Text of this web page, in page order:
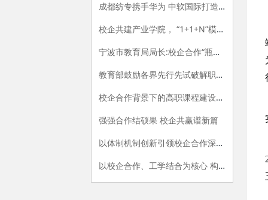
成都纺专携手华为 中软国际打造信创产业学院“标杆”
校企共建产业学院， “1+1+N”模式协同育人
宁波市教育局局长:校企合作“瓶颈”这样来突破
教育部鼓励各界先行先试破解职教难题
校企合作背景下的高职课程建设与改革
强强合作结硕果 校企共赢谱新篇
以体制机制创新引领校企合作深入发展
以校企合作、工学结合为核心 构建现代职业教育的教学环境